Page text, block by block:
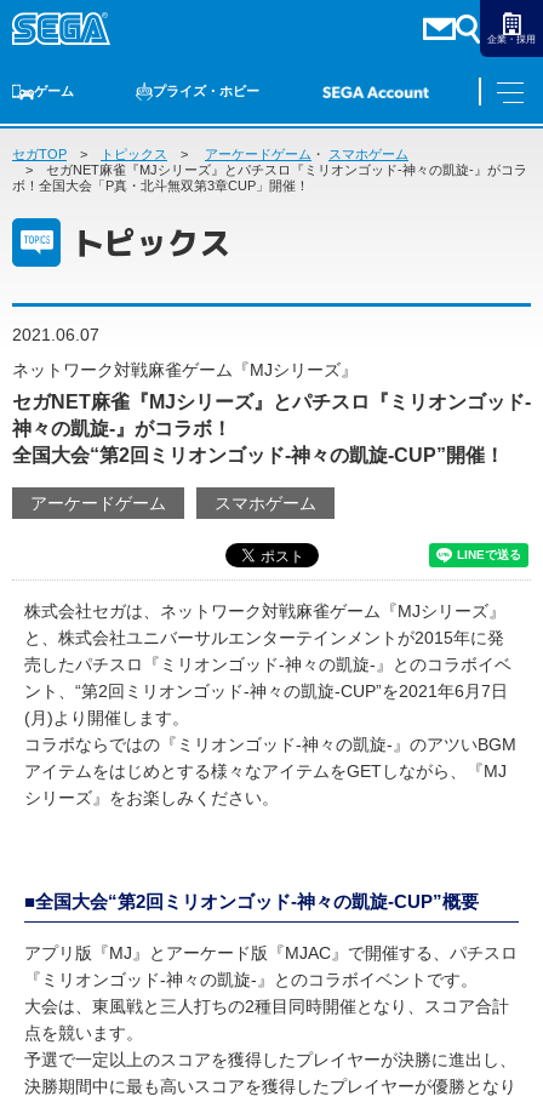
企業・採用
ゲーム
ゲームTOP 家庭用ゲーム PCゲーム スマホゲーム
プライズ・ホビー
プライズ トイ S-FIRE セガ ラッキーくじ
セガ ラッキーくじ
オンライン
ゲーム
家庭用ゲーム
スマホゲーム
プライズ・ホビー
S-FIRE
セガ ラッキーくじ
セガ ラッキーくじオンライン
アニメ
ダーツ
トピックス
セガTOP トピックス アーケードゲーム ・ スマホゲーム
セガNET麻雀『MJシリーズ』とパチスロ『ミリオンゴッド-神々の凱旋-』がコラ
ボ！全国大会「P真・北斗無双第3章CUP」開催！
トピックス
2021.06.07
ネットワーク対戦麻雀ゲーム『MJシリーズ』
セガNET麻雀『MJシリーズ』とパチスロ『ミリオンゴッド-
神々の凱旋-』がコラボ！
全国大会“第2回ミリオンゴッド-神々の凱旋-CUP”開催！
アーケードゲーム スマホゲーム
株式会社セガは、ネットワーク対戦麻雀ゲーム『MJシリーズ』
と、株式会社ユニバーサルエンターテインメントが2015年に発
売したパチスロ『ミリオンゴッド-神々の凱旋-』とのコラボイベ
ント、“第2回ミリオンゴッド-神々の凱旋-CUP”を2021年6月7日
(月)より開催します。
コラボならではの『ミリオンゴッド-神々の凱旋-』のアツいBGM
アイテムをはじめとする様々なアイテムをGETしながら、『MJ
シリーズ』をお楽しみください。
■全国大会“第2回ミリオンゴッド-神々の凱旋-CUP”概要
アプリ版『MJ』とアーケード版『MJAC』で開催する、パチスロ
『ミリオンゴッド-神々の凱旋-』とのコラボイベントです。
大会は、東風戦と三人打ちの2種目同時開催となり、スコア合計
点を競います。
予選で一定以上のスコアを獲得したプレイヤーが決勝に進出し、
決勝期間中に最も高いスコアを獲得したプレイヤーが優勝となり